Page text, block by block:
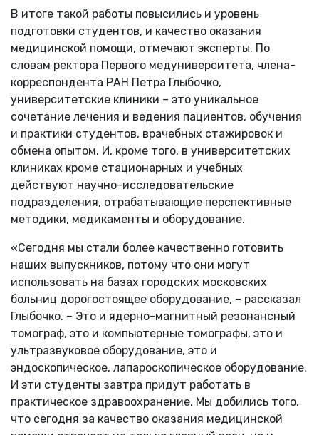
В итоге такой работы повысились и уровень
подготовки студентов, и качество оказания
медицинской помощи, отмечают эксперты. По
словам ректора Первого медуниверситета, члена-
корреспондента РАН Петра Глыбочко,
университетские клиники – это уникальное
сочетание лечения и ведения пациентов, обучения
и практики студентов, врачебных стажировок и
обмена опытом. И, кроме того, в университетских
клиниках кроме стационарных и учебных
действуют научно-исследовательские
подразделения, отрабатывающие перспективные
методики, медикаменты и оборудование.
«Сегодня мы стали более качественно готовить
наших выпускников, потому что они могут
использовать на базах городских московских
больниц дорогостоящее оборудование, – рассказал
Глыбочко. – Это и ядерно-магнитный резонансный
томограф, это и компьютерные томографы, это и
ультразвуковое оборудование, это и
эндоскопическое, лапароскопическое оборудование.
И эти студенты завтра придут работать в
практическое здравоохранение. Мы добились того,
что сегодня за качество оказания медицинской